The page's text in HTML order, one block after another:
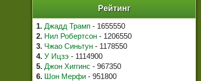
Рейтинг
1. Джадд Трамп - 1655550
2. Нил Робертсон - 1206550
3. Чжао Синьтун - 1178550
4. У Ицзэ - 1114900
5. Джон Хиггинс - 967350
6. Шон Мерфи - 951800